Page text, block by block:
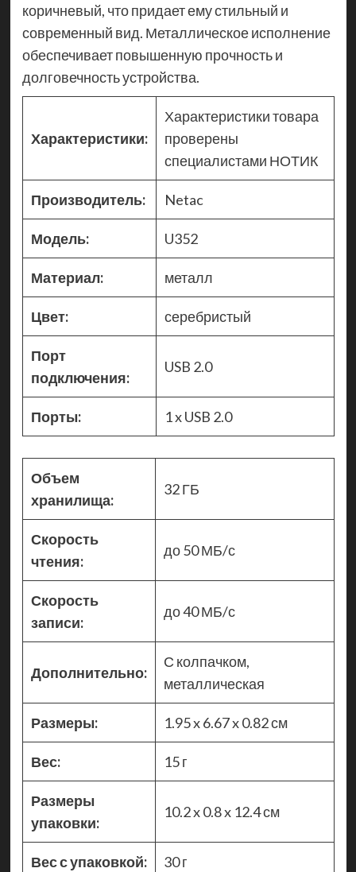
коричневый, что придает ему стильный и
современный вид. Металлическое исполнение
обеспечивает повышенную прочность и
долговечность устройства.
Характеристики:
Характеристики товара
проверены
специалистами НОТИК
Производитель: Netac
Модель: U352
Материал: металл
Цвет: серебристый
Порт
подключения:
USB 2.0
Порты: 1 x USB 2.0
Объем
хранилища:
32 ГБ
Скорость
чтения:
до 50 МБ/с
Скорость
записи:
до 40 МБ/с
Дополнительно:
С колпачком,
металлическая
Размеры: 1.95 x 6.67 x 0.82 см
Вес: 15 г
Размеры
упаковки:
10.2 x 0.8 x 12.4 см
Вес с упаковкой: 30 г